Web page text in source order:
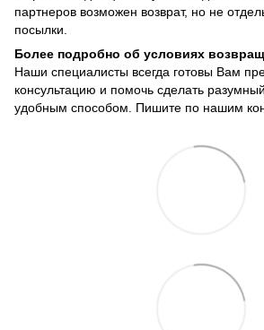
партнеров возможен возврат, но не
посылки.
Более подробно об условиях
Наши специалисты всегда готовы Вам
консультацию и помочь сделать
удобным способом. Пишите по нашим